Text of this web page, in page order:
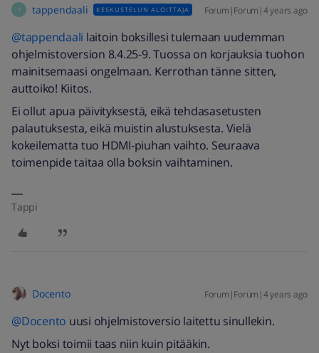
T tappendaali KESKUSTELUN ALOITTAJA Forum|Forum|4 years ago
@tappendaali laitoin boksillesi tulemaan uudemman
ohjelmistoversion 8.4.25-9. Tuossa on korjauksia tuohon
mainitsemaasi ongelmaan. Kerrothan tänne sitten,
auttoiko! Kiitos.
Ei ollut apua päivityksestä, eikä tehdasasetusten
palautuksesta, eikä muistin alustuksesta. Vielä
kokeilematta tuo HDMI-piuhan vaihto. Seuraava
toimenpide taitaa olla boksin vaihtaminen.
Tappi
Docento Forum|Forum|4 years ago
@Docento uusi ohjelmistoversio laitettu sinullekin.
Nyt boksi toimii taas niin kuin pitääkin.